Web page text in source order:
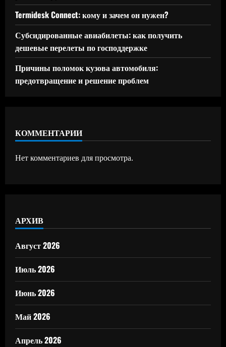
Termidesk Connect: кому и зачем он нужен?
Субсидированные авиабилеты: как получить
дешевые перелеты по господдержке
Причины поломок кузова автомобиля:
предотвращение и решение проблем
КОММЕНТАРИИ
Нет комментариев для просмотра.
АРХИВ
Август 2026
Июль 2026
Июнь 2026
Май 2026
Апрель 2026